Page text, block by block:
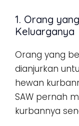
1. Orang
Keluarganya
Orang yang
dianjurkan
hewan
SAW pernah
kurbannya